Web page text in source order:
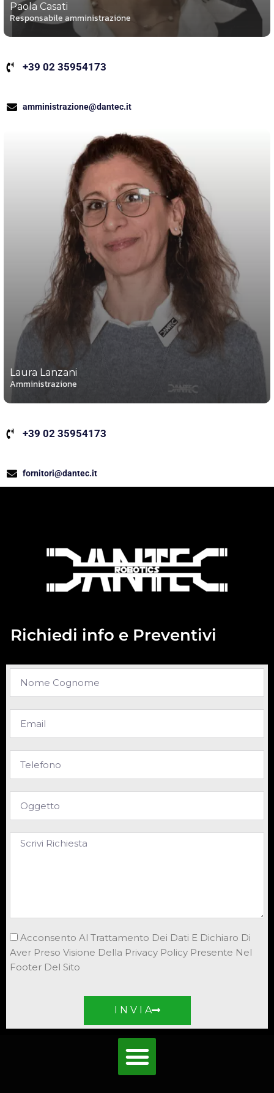
Paola Casati
Responsabile amministrazione
+39 02 35954173
amministrazione@dantec.it
Laura Lanzani
Amministrazione
+39 02 35954173
fornitori@dantec.it
Richiedi info e Preventivi
Acconsento Al Trattamento Dei Dati E Dichiaro Di
Aver Preso Visione Della Privacy Policy Presente Nel
Footer Del Sito
I N V I A